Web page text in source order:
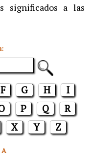
significados a las
F G H
I
P Q
R
X Y Z
A